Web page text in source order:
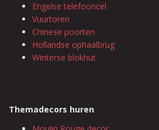
Engelse telefooncel
Vuurtoren
Chinese poorten
Hollandse ophaalbrug
Winterse blokhut
Themadecors huren